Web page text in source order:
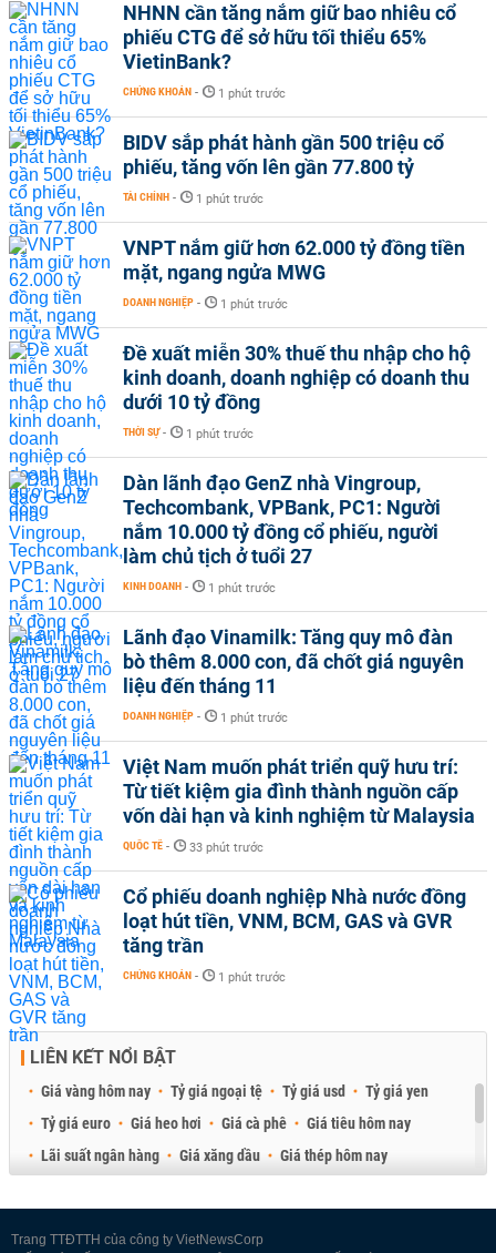
NHNN cần tăng nắm giữ bao nhiêu cổ
phiếu CTG để sở hữu tối thiểu 65%
VietinBank?
CHỨNG KHOÁN - 1 phút trước
BIDV sắp phát hành gần 500 triệu cổ
phiếu, tăng vốn lên gần 77.800 tỷ
TÀI CHÍNH - 1 phút trước
VNPT nắm giữ hơn 62.000 tỷ đồng tiền
mặt, ngang ngửa MWG
DOANH NGHIỆP - 1 phút trước
Đề xuất miễn 30% thuế thu nhập cho hộ
kinh doanh, doanh nghiệp có doanh thu
dưới 10 tỷ đồng
THỜI SỰ - 1 phút trước
Dàn lãnh đạo GenZ nhà Vingroup,
Techcombank, VPBank, PC1: Người
nắm 10.000 tỷ đồng cổ phiếu, người
làm chủ tịch ở tuổi 27
KINH DOANH - 1 phút trước
Lãnh đạo Vinamilk: Tăng quy mô đàn
bò thêm 8.000 con, đã chốt giá nguyên
liệu đến tháng 11
DOANH NGHIỆP - 1 phút trước
Việt Nam muốn phát triển quỹ hưu trí:
Từ tiết kiệm gia đình thành nguồn cấp
vốn dài hạn và kinh nghiệm từ Malaysia
QUỐC TẾ - 33 phút trước
Cổ phiếu doanh nghiệp Nhà nước đồng
loạt hút tiền, VNM, BCM, GAS và GVR
tăng trần
CHỨNG KHOÁN - 1 phút trước
LIÊN KẾT NỔI BẬT
Giá vàng hôm nay Tỷ giá ngoại tệ Tỷ giá usd
Tỷ giá yen
Tỷ giá euro
Giá heo hơi Giá cà phê
Giá tiêu hôm nay
Lãi suất ngân hàng
Giá xăng dầu
Giá thép hôm nay
Trang TTĐTTH của công ty VietNewsCorp